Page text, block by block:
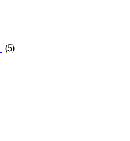
(5)